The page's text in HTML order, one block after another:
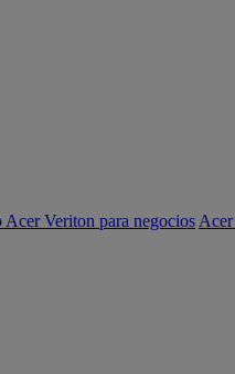
Veriton para negocios